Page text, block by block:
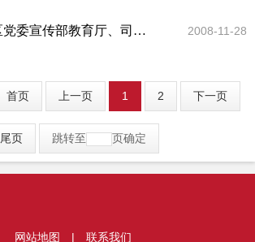
新疆维吾尔自治区党委宣传部教育厅、司法厅，生产建设兵团教育局国防教育办公室，人民防空办公室关于深入开展人民防空宣传教育工作的实施意见 2008-11-28
首页 上一页 1 2 下一页
尾页 跳转至 页确定
网站地图 | 联系我们